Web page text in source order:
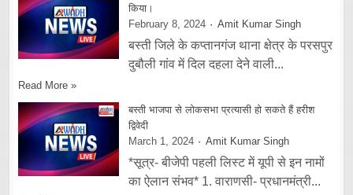
किया।
February 8, 2024
Amit Kumar Singh
बस्ती जिले के कप्तानगंज थाना क्षेत्र के परसपुर
दुबौली गांव में दिल दहला देने वाली...
Read More »
बस्ती भाजपा से लोकसभा प्रत्यासी हो सकते हैं हरीश
द्विवेदी
March 1, 2024
Amit Kumar Singh
*सूत्र- बीजेपी पहली लिस्ट में यूपी से इन नामों
का ऐलान संभव* 1. वाराणसी- प्रधानमंत्री...